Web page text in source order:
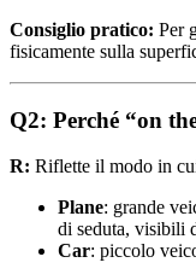
Consiglio pratico: Per
fisicamente sulla
Q2: Perché “on
R: Riflette il modo in
Plane: grande
di seduta, visibili
Car: piccolo